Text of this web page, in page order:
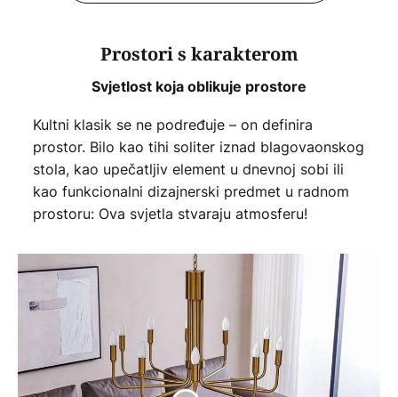
Prostori s karakterom
Svjetlost koja oblikuje prostore
Kultni klasik se ne podređuje – on definira
prostor. Bilo kao tihi soliter iznad blagovaonskog
stola, kao upečatljiv element u dnevnoj sobi ili
kao funkcionalni dizajnerski predmet u radnom
prostoru: Ova svjetla stvaraju atmosferu!